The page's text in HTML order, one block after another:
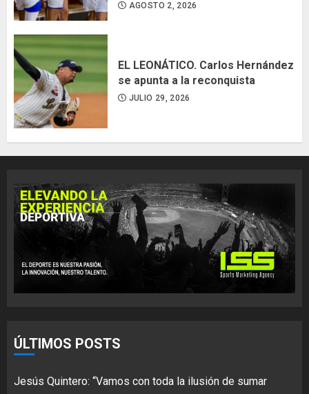
AGOSTO 2, 2026
EL LEONÁTICO. Carlos Hernández
se apunta a la reconquista
JULIO 29, 2026
ÚLTIMOS POSTS
Jesús Quintero: “Vamos con toda la ilusión de sumar